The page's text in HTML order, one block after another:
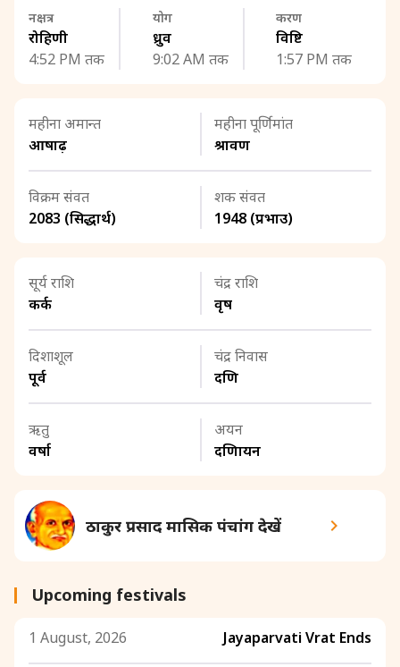
नक्षत्र
रोहिणी
4:52 PM तक
योग
ध्रुव
9:02 AM तक
करण
विष्टि
1:57 PM तक
महीना अमान्त
आषाढ़
महीना पूर्णिमांत
श्रावण
विक्रम संवत
2083 (सिद्धार्थ)
शक संवत
1948 (प्रभाउ)
सूर्य राशि
कर्क
चंद्र राशि
वृष
दिशाशूल
पूर्व
चंद्र निवास
दक्षिण
ऋतु
वर्षा
अयन
दक्षिणायन
ठाकुर प्रसाद मासिक पंचांग देखें
Upcoming festivals
1 August, 2026 Jayaparvati Vrat Ends